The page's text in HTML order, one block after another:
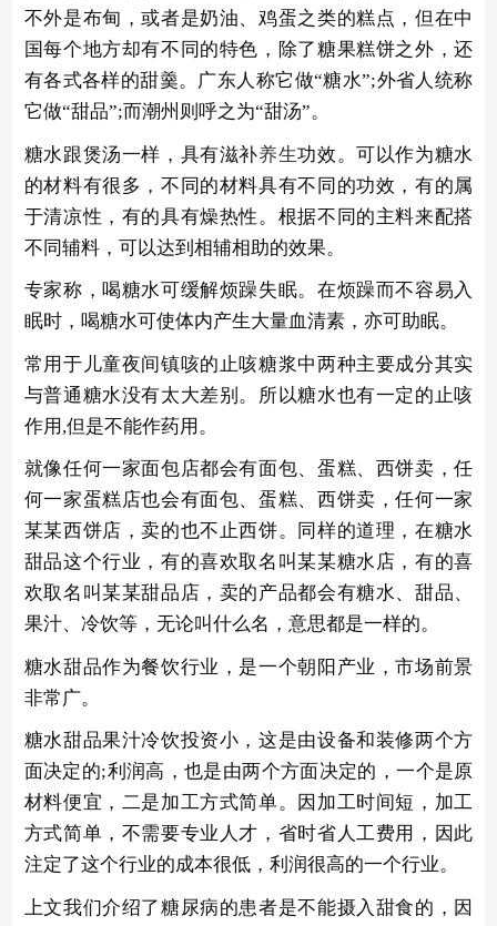
不外是布甸，或者是奶油、鸡蛋之类的糕点，但在中
国每个地方却有不同的特色，除了糖果糕饼之外，还
有各式各样的甜羹。广东人称它做“糖水”;外省人统称
它做“甜品”;而潮州则呼之为“甜汤”。
糖水跟煲汤一样，具有滋补养生功效。可以作为糖水
的材料有很多，不同的材料具有不同的功效，有的属
于清凉性，有的具有燥热性。根据不同的主料来配搭
不同辅料，可以达到相辅相助的效果。
专家称，喝糖水可缓解烦躁失眠。在烦躁而不容易入
眠时，喝糖水可使体内产生大量血清素，亦可助眠。
常用于儿童夜间镇咳的止咳糖浆中两种主要成分其实
与普通糖水没有太大差别。所以糖水也有一定的止咳
作用,但是不能作药用。
就像任何一家面包店都会有面包、蛋糕、西饼卖，任
何一家蛋糕店也会有面包、蛋糕、西饼卖，任何一家
某某西饼店，卖的也不止西饼。同样的道理，在糖水
甜品这个行业，有的喜欢取名叫某某糖水店，有的喜
欢取名叫某某甜品店，卖的产品都会有糖水、甜品、
果汁、冷饮等，无论叫什么名，意思都是一样的。
糖水甜品作为餐饮行业，是一个朝阳产业，市场前景
非常广。
糖水甜品果汁冷饮投资小，这是由设备和装修两个方
面决定的;利润高，也是由两个方面决定的，一个是原
材料便宜，二是加工方式简单。因加工时间短，加工
方式简单，不需要专业人才，省时省人工费用，因此
注定了这个行业的成本很低，利润很高的一个行业。
上文我们介绍了糖尿病的患者是不能摄入甜食的，因